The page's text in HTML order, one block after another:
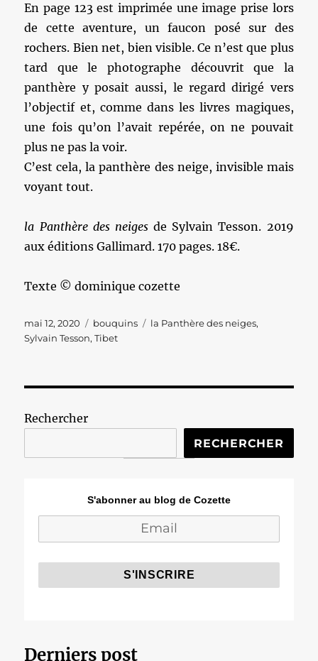
En page 123 est imprimée une image prise lors
de cette aventure, un faucon posé sur des
rochers. Bien net, bien visible. Ce n’est que plus
tard que le photographe découvrit que la
panthère y posait aussi, le regard dirigé vers
l’objectif et, comme dans les livres magiques,
une fois qu’on l’avait repérée, on ne pouvait
plus ne pas la voir.
C’est cela, la panthère des neige, invisible mais
voyant tout.
la Panthère des neigesde Sylvain Tesson. 2019
aux éditions Gallimard. 170 pages. 18€.
Texte © dominique cozette
Publié
le
mai 12, 2020 Catégories
bouquins Étiquettes
la Panthère des neiges,
Sylvain Tesson,Tibet
Rechercher
RECHERCHER
S'abonner au blog de Cozette
Derniers post